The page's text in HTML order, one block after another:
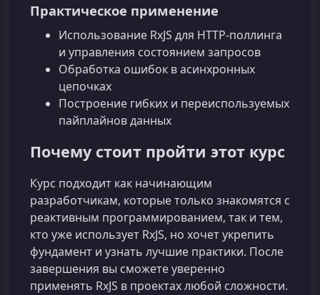
Практическое применение
Использование RxJS для HTTP-поллинга
и управления состоянием запросов
Обработка ошибок в асинхронных
цепочках
Построение гибких и переиспользуемых
пайплайнов данных
Почему стоит пройти этот курс
Курс подходит как начинающим
разработчикам, которые только знакомятся с
реактивным программированием, так и тем,
кто уже использует RxJS, но хочет укрепить
фундамент и узнать лучшие практики. После
завершения вы сможете уверенно
применять RxJS в проектах любой сложности.